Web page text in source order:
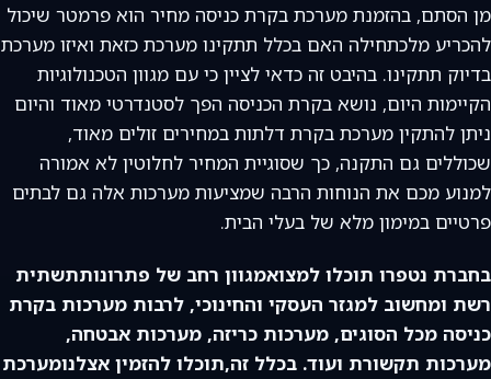
מן הסתם, בהזמנת מערכת בקרת כניסה מחיר הוא פרמטר שיכול
להכריע מלכתחילה האם בכלל תתקינו מערכת כזאת ואיזו מערכת
בדיוק תתקינו. בהיבט זה כדאי לציין כי עם מגוון הטכנולוגיות
הקיימות היום, נושא בקרת הכניסה הפך לסטנדרטי מאוד והיום
ניתן להתקין מערכת בקרת דלתות במחירים זולים מאוד,
שכוללים גם התקנה, כך שסוגיית המחיר לחלוטין לא אמורה
למנוע מכם את הנוחות הרבה שמציעות מערכות אלה גם לבתים
פרטיים במימון מלא של בעלי הבית.
בחברת נטפרו תוכלו למצואמגוון רחב של פתרונותתשתית
רשת ומחשוב למגזר העסקי והחינוכי, לרבות מערכות בקרת
כניסה מכל הסוגים, מערכות כריזה, מערכות אבטחה,
מערכות תקשורת ועוד. בכלל זה,תוכלו להזמין אצלנומערכת